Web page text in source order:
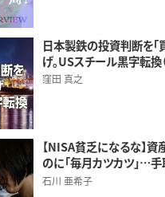
日本製鉄の投資判断を「
げ。USスチール黒字転
窪田 真之
【NISA貧乏になるな】資
のに「毎月カツカツ」…
石川 亜希子